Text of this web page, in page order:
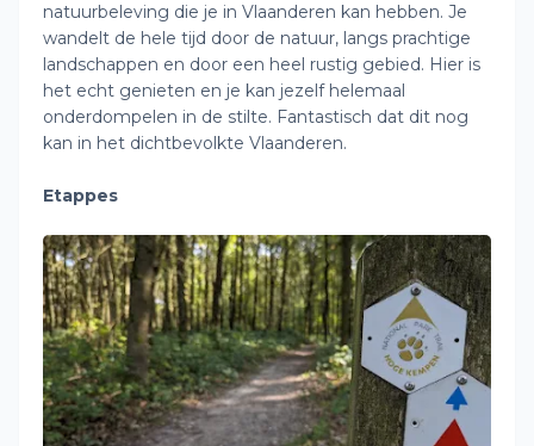
natuurbeleving die je in Vlaanderen kan hebben. Je
wandelt de hele tijd door de natuur, langs prachtige
landschappen en door een heel rustig gebied. Hier is
het echt genieten en je kan jezelf helemaal
onderdompelen in de stilte. Fantastisch dat dit nog
kan in het dichtbevolkte Vlaanderen.
Etappes